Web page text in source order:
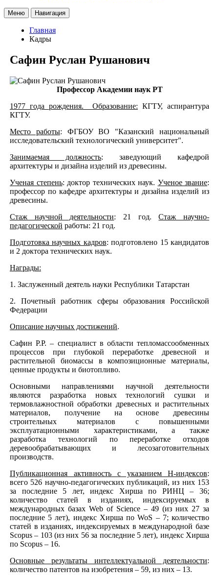
Меню Навигация
Главная
Кадры
Сафин Руслан Рушанович
Профессор Академии наук РТ
1977 года рождения. Образование: КГТУ, аспирантура
КГТУ.
Место работы: ФГБОУ ВО "Казанский национальный
исследовательский технологический университет".
Занимаемая должность: заведующий кафедрой
архитектуры и дизайна изделий из древесины.
Ученая степень: доктор технических наук. Ученое звание:
профессор по кафедре архитектуры и дизайна изделий из
древесины.
Стаж научной деятельности: 21 год.Стаж научно-
педагогической работы: 21 год.
Подготовка научных кадров: подготовлено 15 кандидатов
и 2 доктора технических наук.
Награды:
1. Заслуженный деятель науки Республики Татарстан
2. Почетный работник сферы образования Российской
Федерации
Описание научных достижений.
Сафин Р.Р. – специалист в области тепломассообменных
процессов при глубокой переработке древесной и
растительной биомассы в композиционные материалы,
ценные продукты и биотопливо.
Основными направлениями научной деятельности
являются разработка новых технологий сушки и
термовлажностной обработки древесных и растительных
материалов, получение на основе древесины
строительных материалов с повышенными
эксплуатационными характеристиками, а также
разработка технологий по переработке отходов
деревообрабатывающих и лесозаготовительных
производств.
Публикационная активность с указанием Н-индексов:
всего 526 научно-педагогических публикаций, из них 153
за последние 5 лет, индекс Хирша по РИНЦ – 36;
количество статей в изданиях, индексируемых в
международных базах Web of Science – 49 (из них 27 за
последние 5 лет), индекс Хирша по WoS – 7; количество
статей в изданиях, индексируемых в международной базе
Scopus – 103 (из них 56 за последние 5 лет), индекс Хирша
по Scopus – 16.
Основные результаты интеллектуальной деятельности:
количество патентов на изобретения – 59, из них – 13.